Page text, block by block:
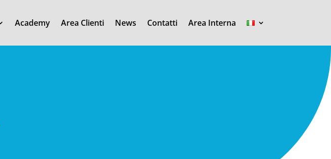
Academy Area Clienti News Contatti Area Interna